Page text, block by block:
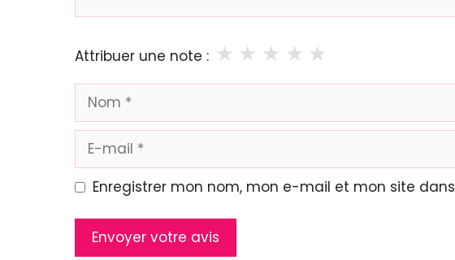
Attribuer une note : ★
★
★
★
★
Nom
Enregistrer mon nom, mon e-mail et mon site